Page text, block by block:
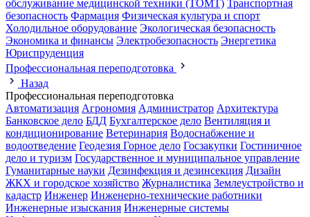
обслуживание медицинской техники (ТОМТ) Транспортная
безопасность Фармация Физическая культура и спорт
Холодильное оборудование Экологическая безопасность
Экономика и финансы Электробезопасность Энергетика
Юриспруденция
Профессиональная переподготовка
Назад
Профессиональная переподготовка
Автоматизация Агрономия Администратор Архитектура
Банковское дело БДД Бухгалтерское дело Вентиляция и
кондиционирование Ветеринария Водоснабжение и
водоотведение Геодезия Горное дело Госзакупки Гостиничное
дело и туризм Государственное и муниципальное управление
Гуманитарные науки Дезинфекция и дезинсекция Дизайн
ЖКХ и городское хозяйство Журналистика Землеустройство и
кадастр Инженер Инженерно-технические работники
Инженерные изыскания Инженерные системы